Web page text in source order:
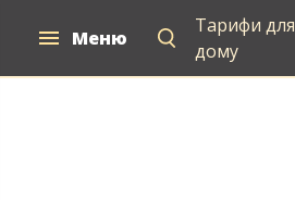
Меню
Тарифи для
дому
Електропостачання